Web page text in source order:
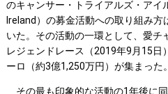
のキャンサー・トライアルズ・アイ
Ireland）の募金活動への取り組み
いた。その活動の一環として、愛チ
レジェンドレース（2019年9月15日
ーロ（約3億1,250万円）が集まった。
その最も印象的な活動の1年後に